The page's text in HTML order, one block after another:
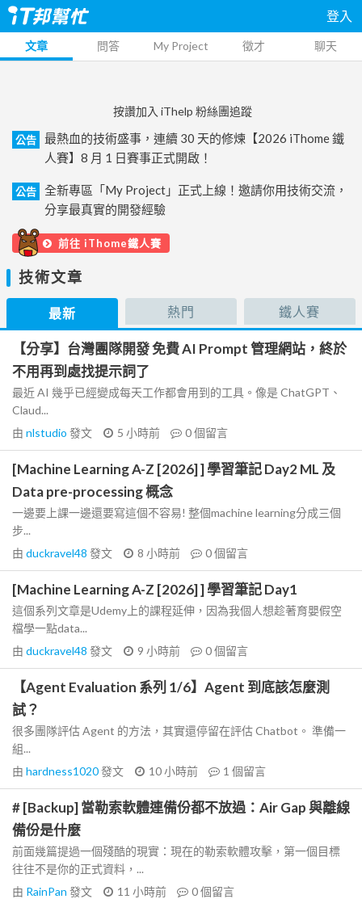
登入
文章 問答 My Project 徵才 聊天
按讚加入 iThelp 粉絲團追蹤
公告
最熱血的技術盛事，連續 30 天的修煉【2026 iThome 鐵
人賽】8 月 1 日賽事正式開啟！
公告
全新專區「My Project」正式上線！邀請你用技術交流，
分享最真實的開發經驗
前往 iThome鐵人賽
技術文章
最新 熱門 鐵人賽
【分享】台灣團隊開發 免費 AI Prompt 管理網站，終於
不用再到處找提示詞了
最近 AI 幾乎已經變成每天工作都會用到的工具。像是 ChatGPT、
Claud...
由 nlstudio 發文 5 小時前 0個留言
[Machine Learning A-Z [2026] ] 學習筆記 Day2 ML 及
Data pre-processing 概念
一邊要上課一邊還要寫這個不容易! 整個machine learning分成三個
步...
由 duckravel48 發文 8 小時前 0個留言
[Machine Learning A-Z [2026] ] 學習筆記 Day1
這個系列文章是Udemy上的課程延伸，因為我個人想趁著育嬰假空
檔學一點data...
由 duckravel48 發文 9 小時前 0個留言
【Agent Evaluation 系列 1/6】Agent 到底該怎麼測
試？
很多團隊評估 Agent 的方法，其實還停留在評估 Chatbot。 準備一
組...
由 hardness1020發文 10 小時前 1 個留言
# [Backup] 當勒索軟體連備份都不放過：Air Gap 與離線
備份是什麼
前面幾篇提過一個殘酷的現實：現在的勒索軟體攻擊，第一個目標
往往不是你的正式資料，...
由 RainPan 發文 11 小時前 0個留言